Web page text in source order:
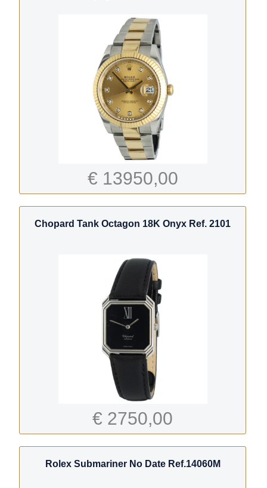
€ 13950,00
Chopard Tank Octagon 18K Onyx Ref. 2101
€ 2750,00
Rolex Submariner No Date Ref.14060M